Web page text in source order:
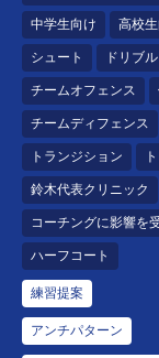
中学生向け 高校
シュート ドリブル
チームオフェンス
チームディフェンス
トランジション
鈴木代表クリニック
コーチングに影響を
ハーフコート
練習提案
アンチパターン